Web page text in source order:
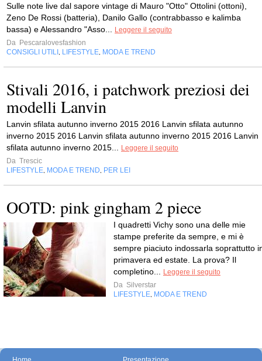
Sulle note live dal sapore vintage di Mauro "Otto" Ottolini (ottoni),
Zeno De Rossi (batteria), Danilo Gallo (contrabbasso e kalimba
bassa) e Alessandro "Asso...
Leggere il seguito
Da Pescaralovesfashion
CONSIGLI UTILI LIFESTYLE MODA E TREND
Stivali 2016, i patchwork preziosi dei
modelli Lanvin
Lanvin sfilata autunno inverno 2015 2016 Lanvin sfilata autunno
inverno 2015 2016 Lanvin sfilata autunno inverno 2015 2016 Lanvin
sfilata autunno inverno 2015...
Leggere il seguito
Da Trescic
LIFESTYLE MODA E TREND PER LEI
OOTD: pink gingham 2 piece
I quadretti Vichy sono una delle mie
stampe preferite da sempre, e mi è
sempre piaciuto indossarla soprattutto
primavera ed estate. La prova? Il
completino...
Leggere il seguito
Da Silverstar
LIFESTYLE MODA E TREND